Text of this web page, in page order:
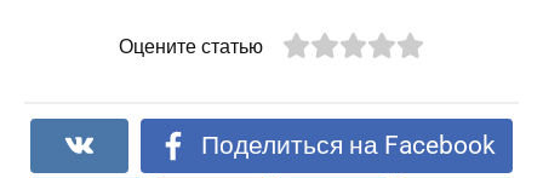
Оцените статью
Поделиться на Facebook